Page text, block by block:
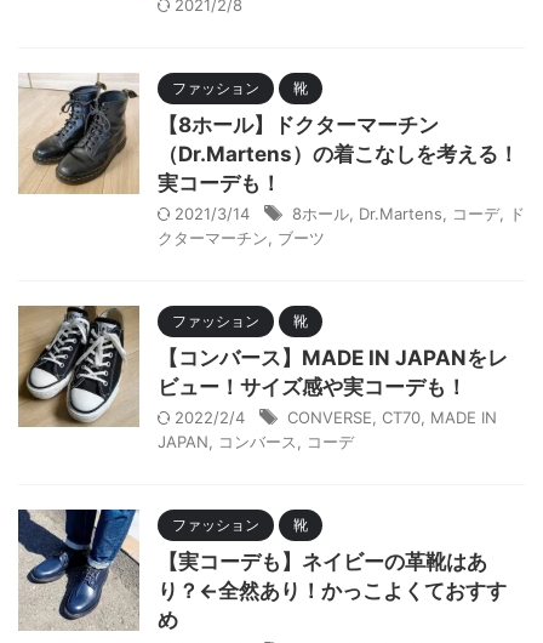
2021/2/8
ファッション 靴
【8ホール】ドクターマーチン
（Dr.Martens）の着こなしを考える！
実コーデも！
2021/3/14 8ホール Dr.Martens コーデ,
ド
クターマーチン
ブーツ
ファッション 靴
【コンバース】MADE IN JAPANをレ
ビュー！サイズ感や実コーデも！
2022/2/4 CONVERSE CT70 MADE IN
JAPAN
コンバース コーデ
ファッション 靴
【実コーデも】ネイビーの革靴はあ
り？←全然あり！かっこよくておすす
め